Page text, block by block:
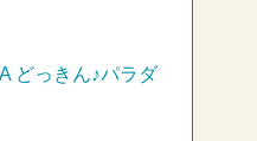
どっきん♪パラダ